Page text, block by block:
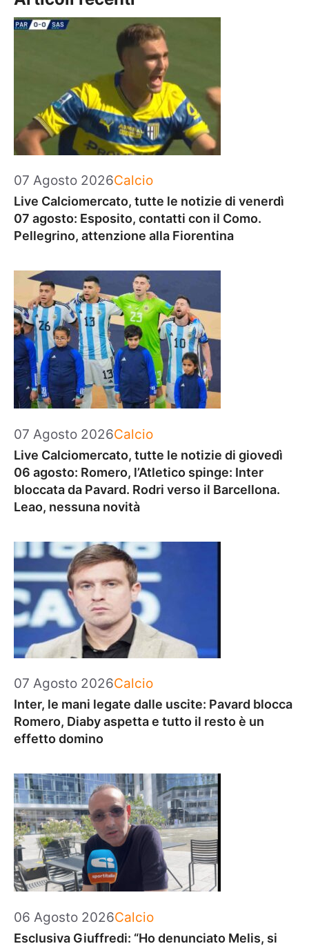
07 Agosto 2026Categorie
Calcio
Live Calciomercato, tutte le notizie di venerdì
07 agosto: Esposito, contatti con il Como.
Pellegrino, attenzione alla Fiorentina
07 Agosto 2026Categorie
Calcio
Live Calciomercato, tutte le notizie di giovedì
06 agosto: Romero, l’Atletico spinge: Inter
bloccata da Pavard. Rodri verso il Barcellona.
Leao, nessuna novità
07 Agosto 2026Categorie
Calcio
Inter, le mani legate dalle uscite: Pavard blocca
Romero, Diaby aspetta e tutto il resto è un
effetto domino
06 Agosto 2026Categorie
Calcio
Esclusiva Giuffredi: “Ho denunciato Melis, si